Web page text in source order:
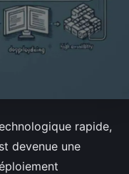
rapide,
devenue une